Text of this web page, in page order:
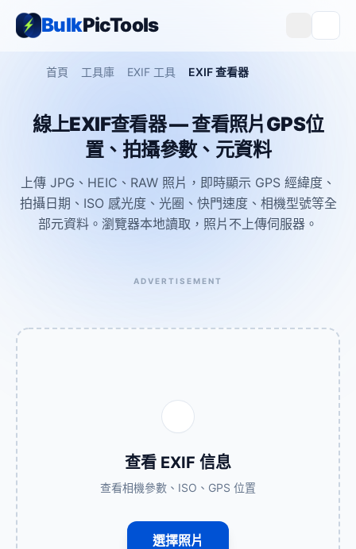
BulkPicTools
首頁 工具庫 EXIF 工具 EXIF 查看器
線上EXIF查看器 — 查看照片GPS位
置、拍攝參數、元資料
上傳 JPG、HEIC、RAW 照片，即時顯示 GPS 經緯度、
拍攝日期、ISO 感光度、光圈、快門速度、相機型號等全
部元資料。瀏覽器本地讀取，照片不上傳伺服器。
ADVERTISEMENT
查看 EXIF 信息
查看相機參數、ISO、GPS 位置
選擇照片